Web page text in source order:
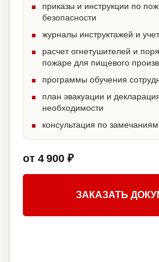
приказы и инструкции по
безопасности
журналы инструктажей и
расчет огнетушителей и
пожаре для пищевого
программы обучения
план эвакуации и
необходимости
консультация по
от 4 900 ₽
ЗАКАЗАТЬ